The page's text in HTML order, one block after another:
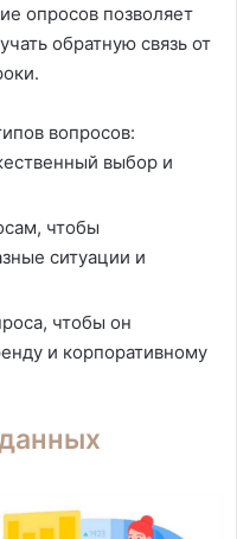
опросов позволяет
обратную связь от
вопросов:
выбор и
чтобы
ситуации и
чтобы он
и корпоративному